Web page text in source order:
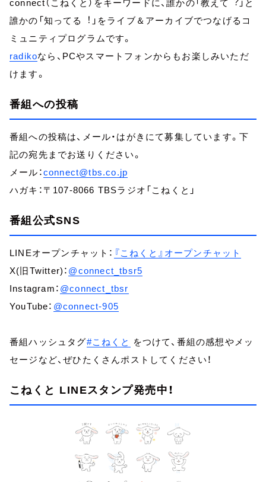
connect（こねくと）をキーワードに、誰かの「教えて︖」と
誰かの「知ってる︕」をライブ＆アーカイブでつなげるコ
ミュニティプログラムです。
radikoなら、PCやスマートフォンからもお楽しみいただ
けます。
番組への投稿
番組への投稿は、メール・はがきにて募集しています。下
記の宛先までお送りください。
メール：connect@tbs.co.jp
ハガキ：〒107-8066 TBSラジオ「こねくと」
番組公式SNS
LINEオープンチャット： 『こねくと』オープンチャット
X(旧Twitter)： @connect_tbsr5
Instagram： @connect_tbsr
YouTube： @connect-905
番組ハッシュタグ#こねくと
をつけて、番組の感想やメッ
セージなど、ぜひたくさんポストしてください！
こねくと LINEスタンプ発売中！